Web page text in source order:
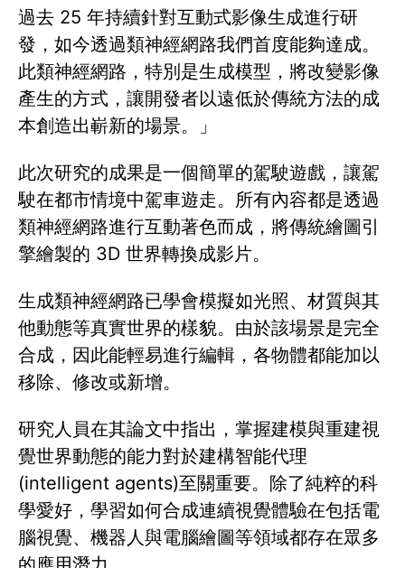
過去 25 年持續針對互動式影像生成進行研
發，如今透過類神經網路我們首度能夠達成。
此類神經網路，特別是生成模型，將改變影像
產生的方式，讓開發者以遠低於傳統方法的成
本創造出嶄新的場景。」
此次研究的成果是一個簡單的駕駛遊戲，讓駕
駛在都市情境中駕車遊走。所有內容都是透過
類神經網路進行互動著色而成，將傳統繪圖引
擎繪製的 3D 世界轉換成影片。
生成類神經網路已學會模擬如光照、材質與其
他動態等真實世界的樣貌。由於該場景是完全
合成，因此能輕易進行編輯，各物體都能加以
移除、修改或新增。
研究人員在其論文中指出，掌握建模與重建視
覺世界動態的能力對於建構智能代理
(intelligent agents)至關重要。除了純粹的科
學愛好，學習如何合成連續視覺體驗在包括電
腦視覺、機器人與電腦繪圖等領域都存在眾多